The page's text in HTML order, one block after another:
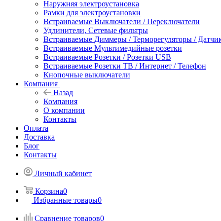
Наружняя электроустановка
Рамки для электроустановки
Встраиваемые Выключатели / Переключатели
Удлинители, Сетевые фильтры
Встраиваемые Диммеры / Терморегуляторы /
Встраиваемые Мультимедийные розетки
Встраиваемые Розетки / Розетки USB
Встраиваемые Розетки ТВ / Интернет / Телефон
Кнопочные выключатели
Компания
Назад
Компания
О компании
Контакты
Оплата
Доставка
Блог
Контакты
Личный кабинет
Корзина0
Избранные товары0
Сравнение товаров0